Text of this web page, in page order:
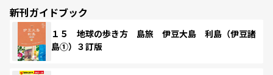
新刊ガイドブック
１５ 地球の歩き方 島旅 伊豆大島 利島（伊豆諸
島①）３訂版